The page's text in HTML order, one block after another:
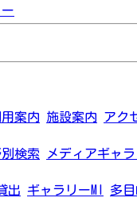
案内 施設案内 アク
検索 メディアギャ
出 ギャラリーMI 多